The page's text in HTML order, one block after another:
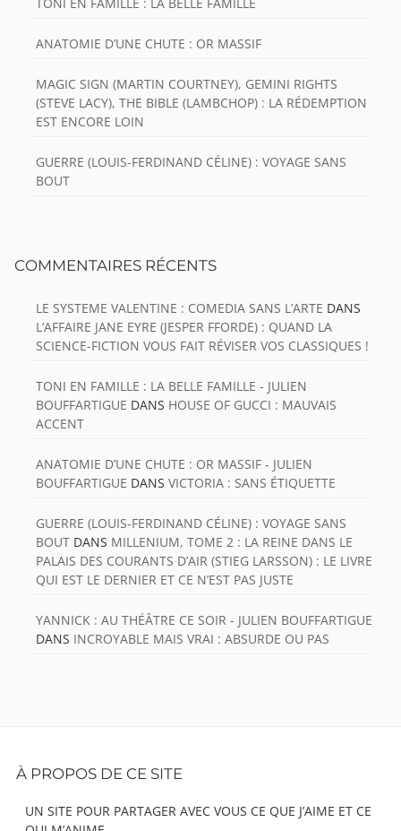
ANATOMIE D’UNE CHUTE : OR MASSIF
MAGIC SIGN (MARTIN COURTNEY), GEMINI RIGHTS
(STEVE LACY), THE BIBLE (LAMBCHOP) : LA RÉDEMPTION
EST ENCORE LOIN
GUERRE (LOUIS-FERDINAND CÉLINE) : VOYAGE SANS
BOUT
COMMENTAIRES RÉCENTS
LE SYSTEME VALENTINE : COMEDIA SANS L’ARTE DANS
L’AFFAIRE JANE EYRE (JESPER FFORDE) : QUAND LA
SCIENCE-FICTION VOUS FAIT RÉVISER VOS CLASSIQUES !
TONI EN FAMILLE : LA BELLE FAMILLE - JULIEN
BOUFFARTIGUE DANS HOUSE OF GUCCI : MAUVAIS
ACCENT
ANATOMIE D’UNE CHUTE : OR MASSIF - JULIEN
BOUFFARTIGUE DANS VICTORIA : SANS ÉTIQUETTE
GUERRE (LOUIS-FERDINAND CÉLINE) : VOYAGE SANS
BOUT DANS MILLENIUM, TOME 2 : LA REINE DANS LE
PALAIS DES COURANTS D’AIR (STIEG LARSSON) : LE LIVRE
QUI EST LE DERNIER ET CE N’EST PAS JUSTE
YANNICK : AU THÉÂTRE CE SOIR - JULIEN BOUFFARTIGUE
DANS INCROYABLE MAIS VRAI : ABSURDE OU PAS
Content
À PROPOS DE CE SITE
UN SITE POUR PARTAGER AVEC VOUS CE QUE J’AIME ET CE